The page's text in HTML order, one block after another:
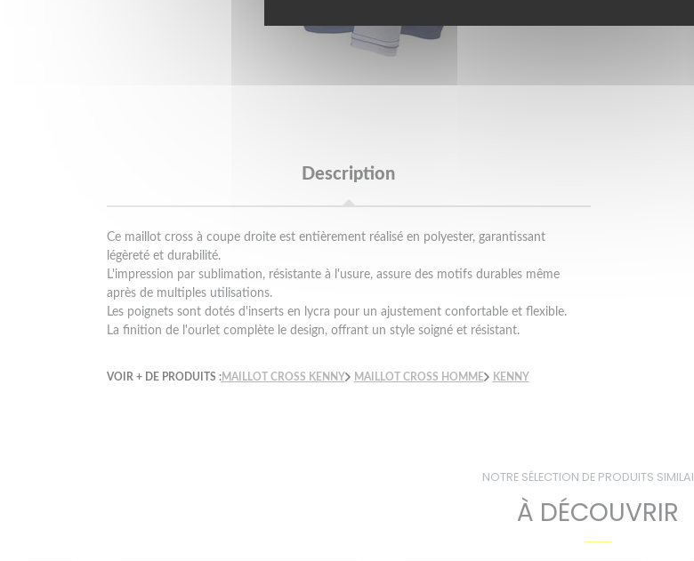
Description
Ce maillot cross à coupe droite est entièrement réalisé en polyester, garantissant
légèreté et durabilité.
L'impression par sublimation, résistante à l'usure, assure des motifs durables même
après de multiples utilisations.
Les poignets sont dotés d'inserts en lycra pour un ajustement confortable et flexible.
La finition de l'ourlet complète le design, offrant un style soigné et résistant.
VOIR + DE PRODUITS :MAILLOT CROSS KENNY MAILLOT CROSS HOMME KENNY
NOTRE SÉLECTION DE PRODUITS
À DÉCOUVRIR